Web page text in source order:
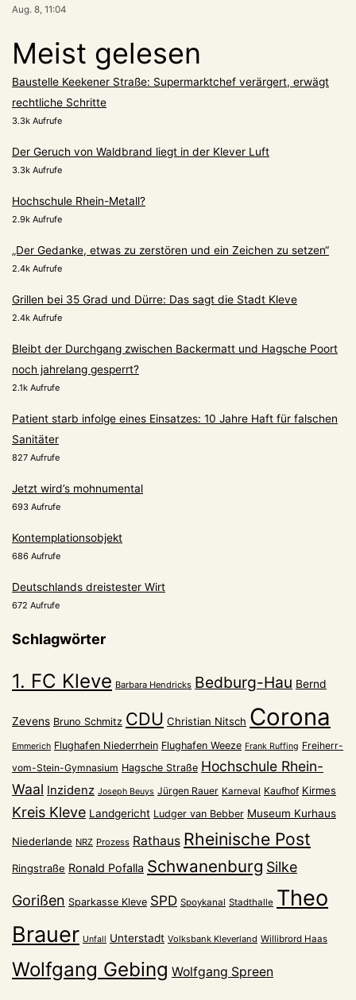
Aug. 8, 11:04
Meist gelesen
Baustelle Keekener Straße: Supermarktchef verärgert, erwägt
rechtliche Schritte
3.3k Aufrufe
Der Geruch von Waldbrand liegt in der Klever Luft
3.3k Aufrufe
Hochschule Rhein-Metall?
2.9k Aufrufe
„Der Gedanke, etwas zu zerstören und ein Zeichen zu setzen“
2.4k Aufrufe
Grillen bei 35 Grad und Dürre: Das sagt die Stadt Kleve
2.4k Aufrufe
Bleibt der Durchgang zwischen Backermatt und Hagsche Poort
noch jahrelang gesperrt?
2.1k Aufrufe
Patient starb infolge eines Einsatzes: 10 Jahre Haft für falschen
Sanitäter
827 Aufrufe
Jetzt wird’s mohnumental
693 Aufrufe
Kontemplationsobjekt
686 Aufrufe
Deutschlands dreistester Wirt
672 Aufrufe
Schlagwörter
1. FC Kleve Barbara Hendricks Bedburg-Hau Bernd
Zevens Bruno Schmitz CDU Christian Nitsch Corona
Emmerich Flughafen Niederrhein Flughafen Weeze Frank Ruffing Freiherr-
vom-Stein-Gymnasium Hagsche Straße Hochschule Rhein-
Waal Inzidenz Joseph Beuys Jürgen Rauer Karneval Kaufhof Kirmes
Kreis Kleve Landgericht Ludger van Bebber Museum Kurhaus
Niederlande NRZ Prozess Rathaus Rheinische Post
Ringstraße Ronald Pofalla Schwanenburg Silke
Gorißen Sparkasse Kleve SPD Spoykanal Stadthalle Theo
Brauer Unfall Unterstadt Volksbank Kleverland Willibrord Haas
Wolfgang Gebing Wolfgang Spreen